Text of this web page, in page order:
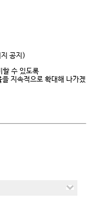
공지)
할 수 있도록
을 지속적으로 확대해 나가겠